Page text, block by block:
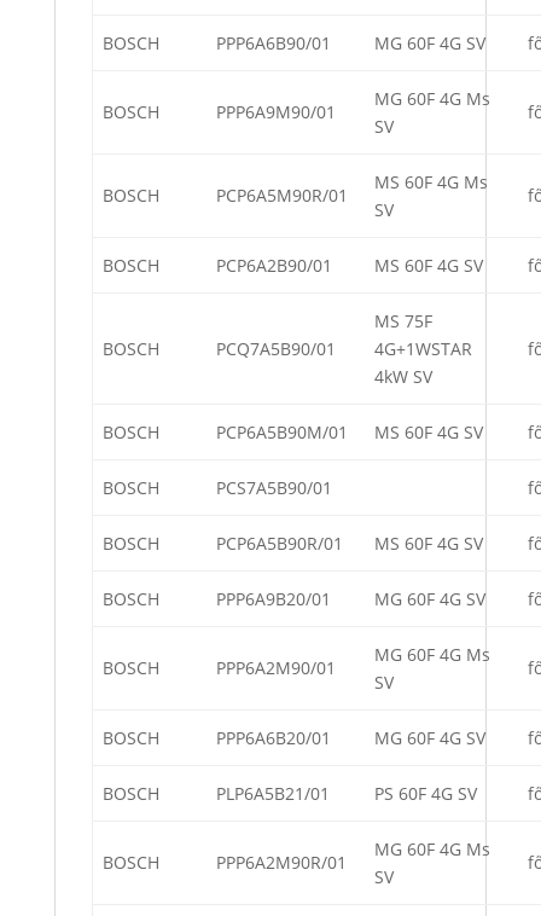
BOSCH PPP6A6B90/01 MG 60F 4G SV
BOSCH PPP6A9M90/01
MG 60F 4G Ms
SV
BOSCH PCP6A5M90R/01
MS 60F 4G Ms
SV
BOSCH PCP6A2B90/01 MS 60F 4G SV
BOSCH PCQ7A5B90/01
MS 75F
4G+1WSTAR
4kW SV
BOSCH PCP6A5B90M/01 MS 60F 4G SV
BOSCH PCS7A5B90/01
BOSCH PCP6A5B90R/01 MS 60F 4G SV
BOSCH PPP6A9B20/01 MG 60F 4G SV
BOSCH PPP6A2M90/01
MG 60F 4G Ms
SV
BOSCH PPP6A6B20/01 MG 60F 4G SV
BOSCH PLP6A5B21/01 PS 60F 4G SV
BOSCH PPP6A2M90R/01
MG 60F 4G Ms
SV